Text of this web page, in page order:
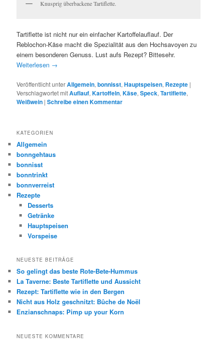
Knusprig überbackene Tartiflette.
Tartiflette ist nicht nur ein einfacher Kartoffelauflauf. Der
Reblochon-Käse macht die Spezialität aus den Hochsavoyen zu
einem besonderen Genuss. Lust aufs Rezept? Bittesehr.
Weiterlesen →
Veröffentlicht unterAllgemein,bonnisst,Hauptspeisen, Rezepte |
Verschlagwortet mitAuflauf,Kartoffeln,Käse,Speck,Tartiflette,
Weißwein |Schreibe einen Kommentar
KATEGORIEN
Allgemein
bonngehtaus
bonnisst
bonntrinkt
bonnverreist
Rezepte
Desserts
Getränke
Hauptspeisen
Vorspeise
NEUESTE BEITRÄGE
So gelingt das beste Rote-Bete-Hummus
La Taverne: Beste Tartiflette und Aussicht
Rezept: Tartiflette wie in den Bergen
Nicht aus Holz geschnitzt: Bûche de Noël
Enzianschnaps: Pimp up your Korn
NEUESTE KOMMENTARE